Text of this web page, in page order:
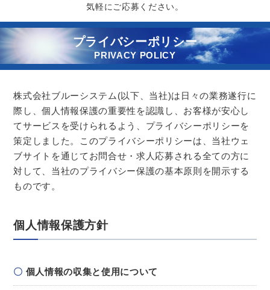
気軽にご応募ください。
プライバシーポリシー
PRIVACY POLICY
株式会社ブルーシステム(以下、当社)は日々の業務遂行に
際し、個人情報保護の重要性を認識し、お客様が安心し
てサービスを受けられるよう、プライバシーポリシーを
策定しました。このプライバシーポリシーは、当社ウェ
ブサイトを通じてお問合せ・求人応募される全ての方に
対して、当社のプライバシー保護の基本原則を開示する
ものです。
個人情報保護方針
個人情報の収集と使用について